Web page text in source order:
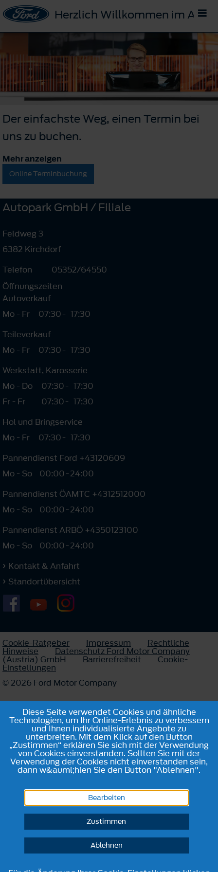
Herzlich Willkommen im
Der einfachste Weg, einen Termin bei
uns zu buchen.
Mehr anzeigen
Online Terminbuchung
Autopark GmbH / Filiale
Feldweg 3
6382 Kirchdorf
Telefon
05352/64550
Öffnungszeiten
Autoverkauf
Mo - Fr
07:30- 17:30
Teileverkauf
Mo - Fr
07:30- 17:30
Werkstatt, Karosserie
Mo - Do
07:30- 17:30
Fr - Fr
07:30- 17:30
Hol und Bringservice
Mo - Fr
07:30- 17:30
Pannendienst Ford +43120609
Mo - So
00:00-24:00
Pannendienst ÖAMTC +4312512000
Mo - So
00:00-24:00
Pannendienst ARBÖ +4350123100
Mo - So
00:00-24:00
Kontakt & Anfahrt
Standortübersicht
Cookie-Ratgeber Impressum Rechtliche
Hinweise Datenschutz Ford Motor Company
(Austria) GmbH Barrierefreiheit Cookie-
Einstellungen
© 2026 Ford Motor Company
Diese Seite verwendet Cookies und ähnliche
Technologien, um Ihr Online-Erlebnis zu verbessern
und Ihnen individualisierte Angebote zu
unterbreiten. Mit dem Klick auf den Button
„Zustimmen“ erklären Sie sich mit der Verwendung
von Cookies einverstanden. Sollten Sie mit der
Verwendung der Cookies nicht einverstanden sein,
dann w&auml;hlen Sie den Button "Ablehnen".
Bearbeiten
Zustimmen
Ablehnen